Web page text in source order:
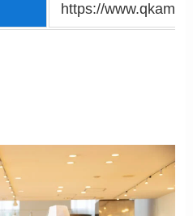
https://